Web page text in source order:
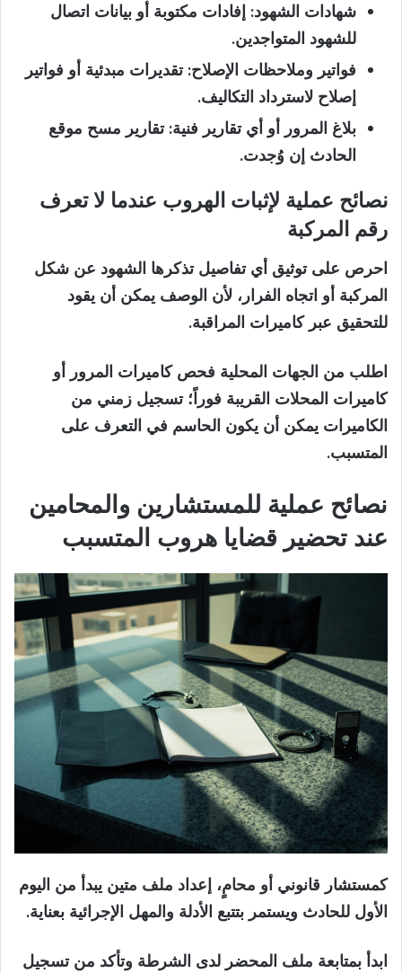
شهادات الشهود: إفادات مكتوبة أو بيانات اتصال
للشهود المتواجدين.
فواتير وملاحظات الإصلاح: تقديرات مبدئية أو فواتير
إصلاح لاسترداد التكاليف.
بلاغ المرور أو أي تقارير فنية: تقارير مسح موقع
الحادث إن وُجدت.
نصائح عملية لإثبات الهروب عندما لا تعرف
رقم المركبة
احرص على توثيق أي تفاصيل تذكرها الشهود عن شكل
المركبة أو اتجاه الفرار، لأن الوصف يمكن أن يقود
للتحقيق عبر كاميرات المراقبة.
اطلب من الجهات المحلية فحص كاميرات المرور أو
كاميرات المحلات القريبة فوراً؛ تسجيل زمني من
الكاميرات يمكن أن يكون الحاسم في التعرف على
المتسبب.
نصائح عملية للمستشارين والمحامين
عند تحضير قضايا هروب المتسبب
كمستشار قانوني أو محامٍ، إعداد ملف متين يبدأ من اليوم
الأول للحادث ويستمر بتتبع الأدلة والمهل الإجرائية بعناية.
ابدأ بمتابعة ملف المحضر لدى الشرطة وتأكد من تسجيل